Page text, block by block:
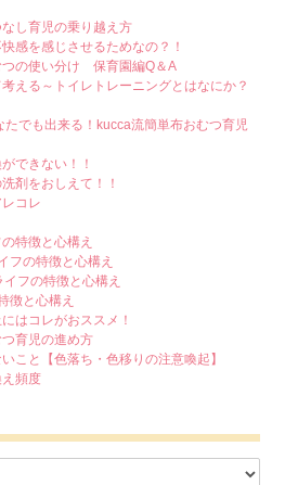
し育児の乗り越え方
感を感じさせるためなの？！
つの使い分け 保育園編Q＆A
える～トイレトレーニングとはなにか？
でも出来る！kucca流簡単布おむつ育児
できない！！
剤をおしえて！！
コレ
特徴と心構え
フの特徴と心構え
フの特徴と心構え
徴と心構え
はコレがおススメ！
育児の進め方
こと【色落ち・色移りの注意喚起】
頻度